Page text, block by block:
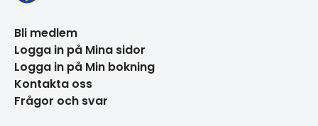
Bli medlem
Logga in på Mina sidor
Logga in på Min bokning
Kontakta oss
Frågor och svar